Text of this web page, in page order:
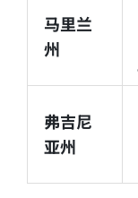
马里兰
州
弗吉尼
亚州